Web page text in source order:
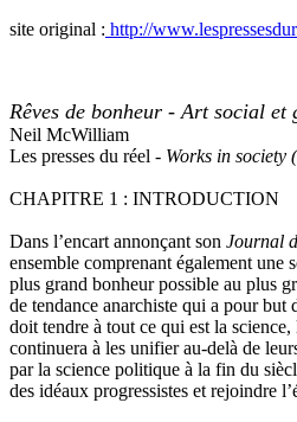
site original : http://
Rêves de bonheur - Art social
Neil McWilliam
Les presses du réel - Works in society
CHAPITRE 1 : INTRODUCTION
Dans l’encart annonçant son Journal
ensemble comprenant également une
plus grand bonheur possible au plus
de tendance anarchiste qui a pour
doit tendre à tout ce qui est la
continuera à les unifier au-delà de
par la science politique à la fin du
des idéaux progressistes et rejoindre